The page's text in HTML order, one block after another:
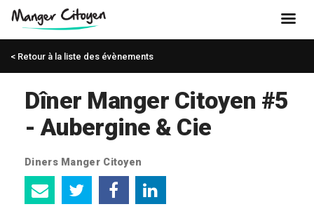
< Retour à la liste des évènements
Dîner Manger Citoyen #5
- Aubergine & Cie
Diners Manger Citoyen